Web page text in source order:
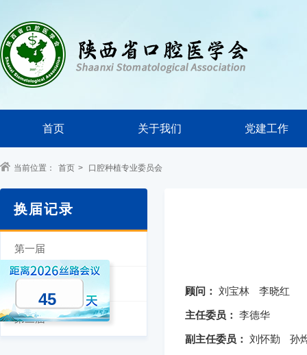
首页 关于我们 党建工作
当前位置： 首页 > 口腔种植专业委员会
换届记录
第一届
第二届
第三届
顾问： 刘宝林 李晓红
主任委员： 李德华
副主任委员： 刘怀勤 孙
45